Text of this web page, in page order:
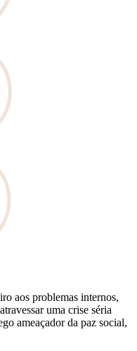
aos problemas internos,
uma crise séria
ameaçador da paz social,